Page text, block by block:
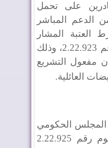
على تحمل
الدعم المباشر
العتبة المشار
إليه في المرسوم رقم 2.22.923، وذلك
مفعول التشريع
العائلية.
المجلس الحكومي
على مشروع المرسوم رقم 2.22.925